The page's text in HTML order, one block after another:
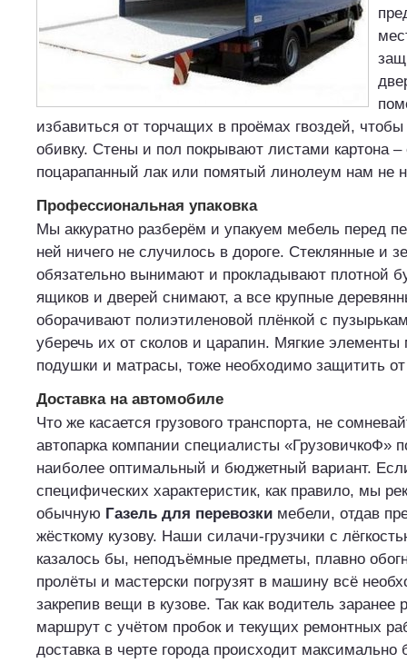
избавиться от торчащих в проёмах гвоздей,
обивку. Стены и пол покрывают листами картона –
поцарапанный лак или помятый линолеум нам не
Профессиональная упаковка
Мы аккуратно разберём и упакуем мебель перед
ней ничего не случилось в дороге. Стеклянные и
обязательно вынимают и прокладывают плотной
ящиков и дверей снимают, а все крупные
оборачивают полиэтиленовой плёнкой с
уберечь их от сколов и царапин. Мягкие элементы
подушки и матрасы, тоже необходимо защитить от
Доставка на автомобиле
Что же касается грузового транспорта, не
автопарка компании специалисты «ГрузовичкоФ»
наиболее оптимальный и бюджетный вариант.
специфических характеристик, как правило, мы
обычную Газель для перевозки мебели, отдав
жёсткому кузову. Наши силачи-грузчики с
казалось бы, неподъёмные предметы, плавно
пролёты и мастерски погрузят в машину всё
закрепив вещи в кузове. Так как водитель заранее
маршрут с учётом пробок и текущих ремонтных
доставка в черте города происходит